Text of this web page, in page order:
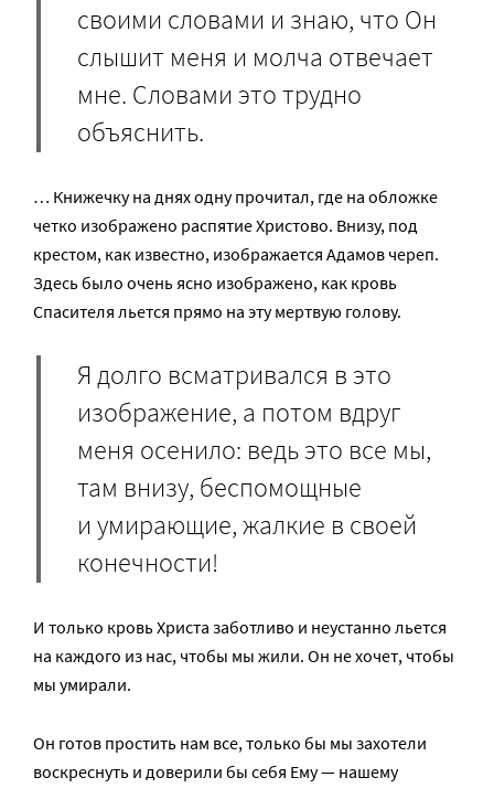
своими словами и знаю, что Он
слышит меня и молча отвечает
мне. Словами это трудно
объяснить.
… Книжечку на днях одну прочитал, где на обложке
четко изображено распятие Христово. Внизу, под
крестом, как известно, изображается Адамов череп.
Здесь было очень ясно изображено, как кровь
Спасителя льется прямо на эту мертвую голову.
Я долго всматривался в это
изображение, а потом вдруг
меня осенило: ведь это все мы,
там внизу, беспомощные
и умирающие, жалкие в своей
конечности!
И только кровь Христа заботливо и неустанно льется
на каждого из нас, чтобы мы жили. Он не хочет, чтобы
мы умирали.
Он готов простить нам все, только бы мы захотели
воскреснуть и доверили бы себя Ему — нашему